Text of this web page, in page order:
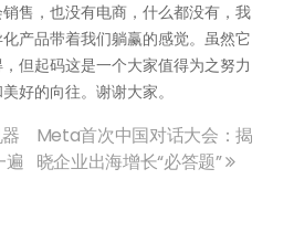
售，也没有电商，什么都没有，我
产品带着我们躺赢的感觉。虽然它
但起码这是一个大家值得为之努力
好的向往。谢谢大家。
Meta首次中国对话大会：揭
晓企业出海增长“必答题”
遍